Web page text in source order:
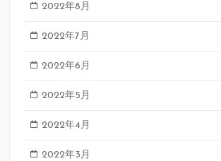
2022年8月
2022年7月
2022年6月
2022年5月
2022年4月
2022年3月